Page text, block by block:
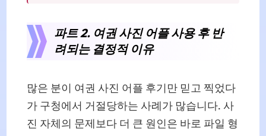
파트 2. 여권 사진 어플 사용 후 반
려되는 결정적 이유
많은 분이 여권 사진 어플 후기만 믿고 찍었다
가 구청에서 거절당하는 사례가 많습니다. 사
진 자체의 문제보다 더 큰 원인은 바로 파일 형